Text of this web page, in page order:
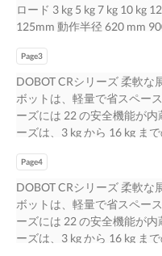
ロード 3 kg 5 kg 7 kg 10 kg
125mm 動作半径 620 mm
mm 1223 mm R=191 mm
DC 48V DC 48V DC J3 TCP
m/s 3 m/s 127mm J1 ±360°
mm J2 ±360° ±360° ±360°
±160° ±160° ±160° ±160°
±360° ±360° J6 ±360°
180°/s 180°/s 180°/s 120°/s
度 J3/J4/J5/J6 180°/s 180°/s
ンドエフェクタI/O DI/DO/AI
ーフェース AO 0 125mm
R=191 mm J3 DI 16
Page3
DOBOT CRシリーズ 柔軟な
ボットは、軽量で省スペー
ーズには 22 の安全機能が内
ーズは、3 kg から 16 kg ま
トナーアクセサリーのオー
認証されています。オプシ
グ、迅速な設定、柔軟な展
し精度が±0.02 mmま ステ
処理し、より良い結果
Page4
DOBOT CRシリーズ 柔軟な
ボットは、軽量で省スペー
ーズには 22 の安全機能が内
ーズは、3 kg から 16 kg ま